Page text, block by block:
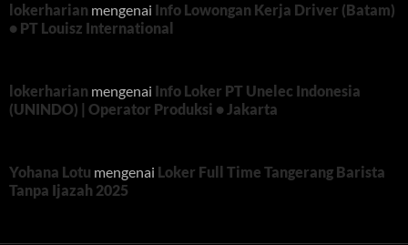
lokerharian mengenai Info Lowongan Kerja Driver (Batam)
• PT Louisz International
lokerharian mengenai Info Loker PT Unelec Indonesia
(UNINDO) | Operator Produksi • Jakarta
Yohana Lotu mengenai Loker Full Time Tangerang Barista
Tanpa Ijazah 2025